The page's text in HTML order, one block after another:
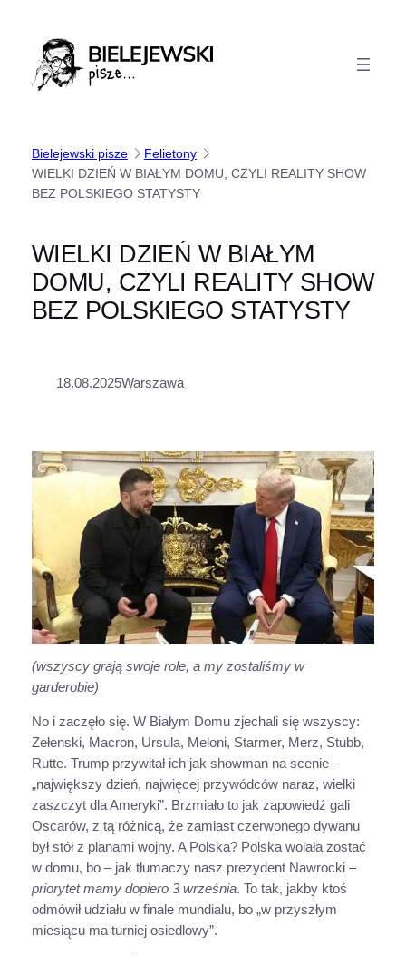
Bielejewski pisze
Felietony
WIELKI DZIEŃ W BIAŁYM DOMU, CZYLI REALITY SHOW
BEZ POLSKIEGO STATYSTY
WIELKI DZIEŃ W BIAŁYM
DOMU, CZYLI REALITY SHOW
BEZ POLSKIEGO STATYSTY
18.08.2025Warszawa
(wszyscy grają swoje role, a my zostaliśmy w
garderobie)
No i zaczęło się. W Białym Domu zjechali się wszyscy:
Zełenski, Macron, Ursula, Meloni, Starmer, Merz, Stubb,
Rutte. Trump przywitał ich jak showman na scenie –
„największy dzień, najwięcej przywódców naraz, wielki
zaszczyt dla Ameryki”. Brzmiało to jak zapowiedź gali
Oscarów, z tą różnicą, że zamiast czerwonego dywanu
był stół z planami wojny. A Polska? Polska wolała zostać
w domu, bo – jak tłumaczy nasz prezydent Nawrocki –
priorytet mamy dopiero 3 września. To tak, jakby ktoś
odmówił udziału w finale mundialu, bo „w przyszłym
miesiącu ma turniej osiedlowy”.